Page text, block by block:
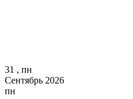
31 , пн
Сентябрь 2026
пн